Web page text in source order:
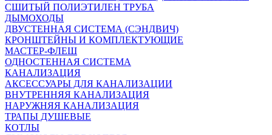
СШИТЫЙ ПОЛИЭТИЛЕН ТРУБА
ДЫМОХОДЫ
ДВУСТЕННАЯ СИСТЕМА (СЭНДВИЧ)
КРОНШТЕЙНЫ И КОМПЛЕКТУЮЩИЕ
МАСТЕР-ФЛЕШ
ОДНОСТЕННАЯ СИСТЕМА
КАНАЛИЗАЦИЯ
АКСЕССУАРЫ ДЛЯ КАНАЛИЗАЦИИ
ВНУТРЕННЯЯ КАНАЛИЗАЦИЯ
НАРУЖНЯЯ КАНАЛИЗАЦИЯ
ТРАПЫ ДУШЕВЫЕ
КОТЛЫ